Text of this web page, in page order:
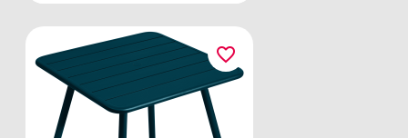
favorite_border